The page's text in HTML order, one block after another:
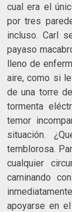
cual era el
por tres
incluso. Carl
payaso
lleno de
aire, como si
de una torre
tormenta
temor
situación.
temblorosa.
cualquier
caminando
apoyarse en